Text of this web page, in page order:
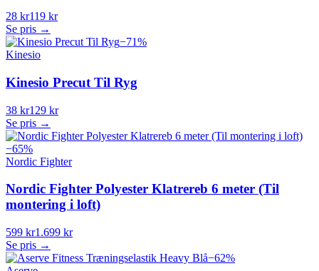
28 kr119 kr
Se pris →
−71%
Kinesio
Kinesio Precut Til Ryg
38 kr129 kr
Se pris →
−65%
Nordic Fighter
Nordic Fighter Polyester Klatrereb 6 meter (Til
montering i loft)
599 kr1.699 kr
Se pris →
−62%